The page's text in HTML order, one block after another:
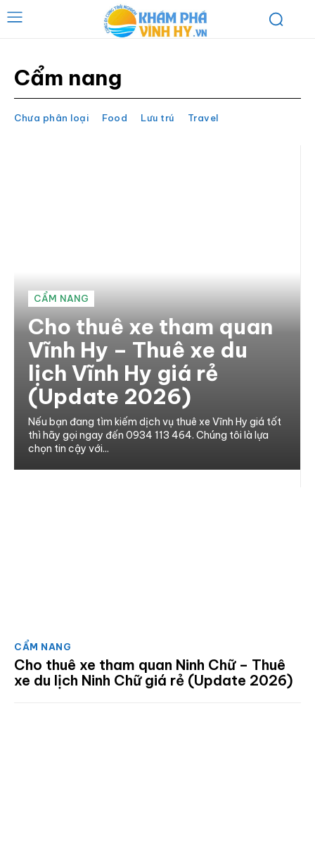
Cẩm nang
Chưa phân loại Food Lưu trú Travel
CẨM NANG
Cho thuê xe tham quan
Vĩnh Hy – Thuê xe du
lịch Vĩnh Hy giá rẻ
(Update 2026)
Nếu bạn đang tìm kiếm dịch vụ thuê xe Vĩnh Hy giá tốt
thì hãy gọi ngay đến 0934 113 464. Chúng tôi là lựa
chọn tin cậy với...
CẨM NANG
Cho thuê xe tham quan Ninh Chữ – Thuê
xe du lịch Ninh Chữ giá rẻ (Update 2026)